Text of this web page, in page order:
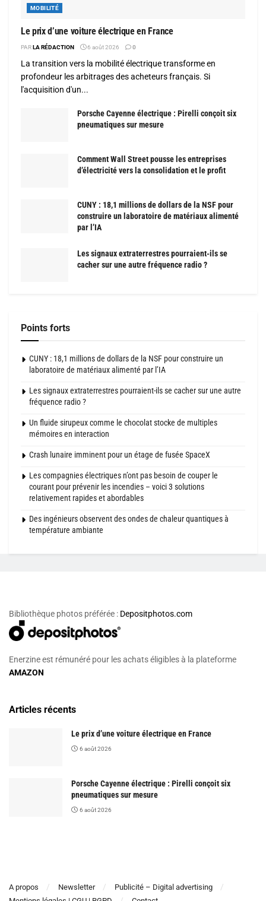
MOBILITÉ
Le prix d’une voiture électrique en France
PARLA RÉDACTION 6 août 2026 0
La transition vers la mobilité électrique transforme en
profondeur les arbitrages des acheteurs français. Si
l'acquisition d'un...
Porsche Cayenne électrique : Pirelli conçoit six
pneumatiques sur mesure
Comment Wall Street pousse les entreprises
d’électricité vers la consolidation et le profit
CUNY : 18,1 millions de dollars de la NSF pour
construire un laboratoire de matériaux alimenté
par l’IA
Les signaux extraterrestres pourraient-ils se
cacher sur une autre fréquence radio ?
Points forts
CUNY : 18,1 millions de dollars de la NSF pour construire un
laboratoire de matériaux alimenté par l’IA
Les signaux extraterrestres pourraient-ils se cacher sur une autre
fréquence radio ?
Un fluide sirupeux comme le chocolat stocke de multiples
mémoires en interaction
Crash lunaire imminent pour un étage de fusée SpaceX
Les compagnies électriques n’ont pas besoin de couper le
courant pour prévenir les incendies – voici 3 solutions
relativement rapides et abordables
Des ingénieurs observent des ondes de chaleur quantiques à
température ambiante
Bibliothèque photos préférée : Depositphotos.com
Enerzine est rémunéré pour les achats éligibles à la plateforme
AMAZON
Articles récents
Le prix d’une voiture électrique en France
6 août 2026
Porsche Cayenne électrique : Pirelli conçoit six
pneumatiques sur mesure
6 août 2026
A propos Newsletter
Publicité – Digital advertising